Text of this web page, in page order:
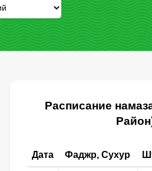
Расписание
Дата Фаджр, Сухур